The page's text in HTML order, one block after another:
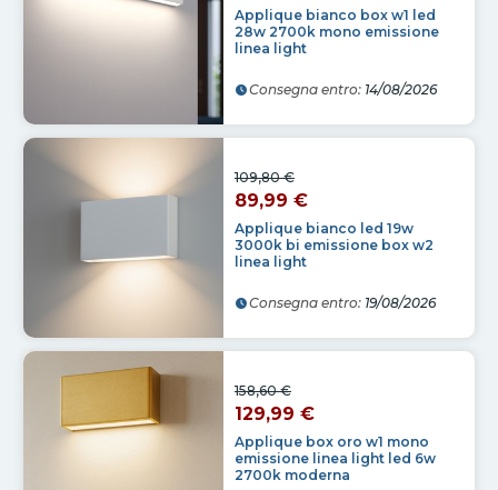
Applique bianco box w1 led
28w 2700k mono emissione
linea light
Consegna entro: 14/08/2026
Applique bianco led 19w
3000k bi emissione box w2
linea light
109,80 €
89,99 €
Consegna entro: 19/08/2026
Applique box oro w1 mono
emissione linea light led 6w
2700k moderna
158,60 €
129,99 €